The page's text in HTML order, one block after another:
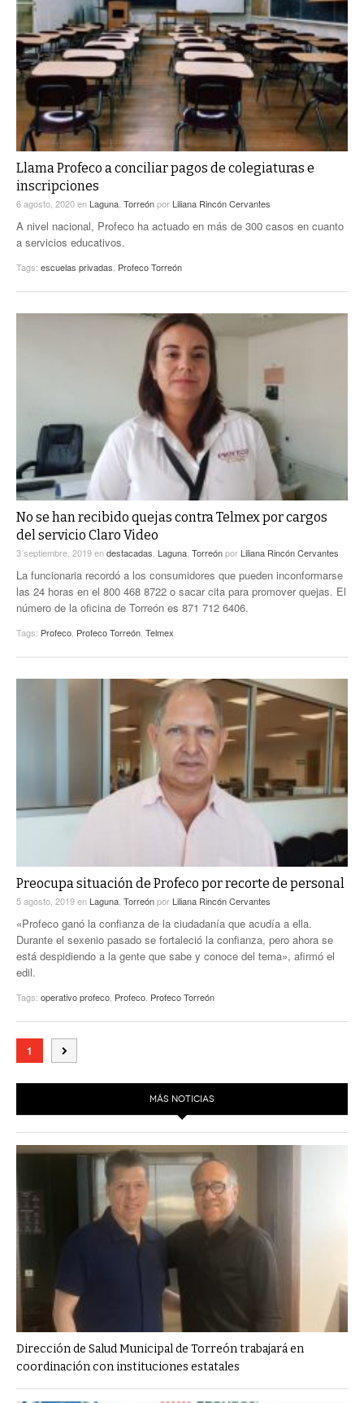
Llama Profeco a conciliar pagos de colegiaturas e
inscripciones
6 agosto, 2020en Laguna Torreónpor Liliana Rincón Cervantes
A nivel nacional, Profeco ha actuado en más de 300 casos en cuanto
a servicios educativos.
Tags: escuelas privadas Profeco Torreón
No se han recibido quejas contra Telmex por cargos
del servicio Claro Video
3 septiembre, 2019endestacadas, Laguna, Torreónpor Liliana Rincón Cervantes
La funcionaria recordó a los consumidores que pueden inconformarse
las 24 horas en el 800 468 8722 o sacar cita para promover quejas. El
número de la oficina de Torreón es 871 712 6406.
Tags: Profeco, Profeco Torreón, Telmex
Preocupa situación de Profeco por recorte de personal
5 agosto, 2019en Laguna Torreónpor Liliana Rincón Cervantes
«Profeco ganó la confianza de la ciudadanía que acudía a ella.
Durante el sexenio pasado se fortaleció la confianza, pero ahora se
está despidiendo a la gente que sabe y conoce del tema», afirmó el
edil.
Tags: operativo profeco Profeco Profeco Torreón
1
MÁS NOTICIAS
Dirección de Salud Municipal de Torreón trabajará en
coordinación con instituciones estatales